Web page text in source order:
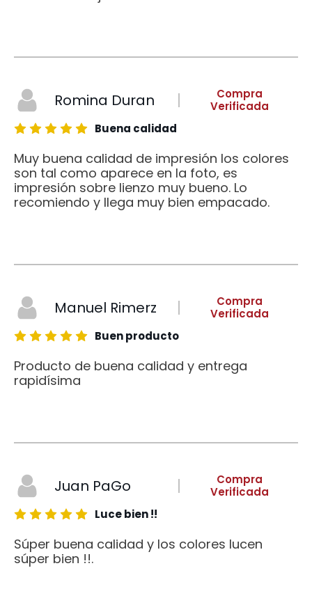
Romina Duran
Compra
Verificada
Buena calidad
Muy buena calidad de impresión los colores
son tal como aparece en la foto, es
impresión sobre lienzo muy bueno. Lo
recomiendo y llega muy bien empacado.
Manuel Rimerz
Compra
Verificada
Buen producto
Producto de buena calidad y entrega
rapidísima
Juan PaGo
Compra
Verificada
Luce bien !!
Súper buena calidad y los colores lucen
súper bien !!.